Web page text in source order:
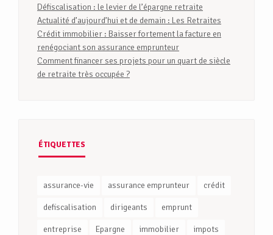
Défiscalisation : le levier de l’épargne retraite
Actualité d’aujourd’hui et de demain : Les Retraites
Crédit immobilier : Baisser fortement la facture en
renégociant son assurance emprunteur
Comment financer ses projets pour un quart de siècle
de retraite très occupée ?
ÉTIQUETTES
assurance-vie assurance emprunteur crédit
defiscalisation dirigeants emprunt
entreprise Epargne immobilier impots